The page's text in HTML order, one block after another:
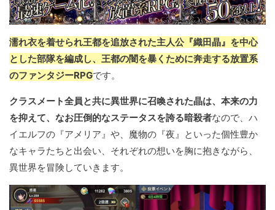
濡れ衣を着せられ王都を追放された主人公『織田晶』を中心
とした部隊を編成し、王都の闇を暴くために奔走する放置系
のファンタジーRPGです。
クラスメート全員と共に異世界に召喚された晶は、本来の力
を抑えて、なお圧倒的なステータスを誇る暗殺者なので、ハ
イエルフの『アメリア』や、魔物の『夜』といった個性豊か
なキャラたちと出会い、それぞれの想いを胸に抱きながら、
異世界を冒険していきます。